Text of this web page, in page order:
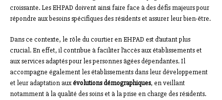
croissante. Les EHPAD doivent ainsi faire face à des défis majeurs pour
répondre aux besoins spécifiques des résidents et assurer leur bien-être.
Dans ce contexte, le rôle du courtier en EHPAD est d’autant plus
crucial. En effet, il contribue à faciliter l’accès aux établissements et
aux services adaptés pour les personnes âgées dépendantes. Il
accompagne également les établissements dans leur développement
et leur adaptation auxévolutions démographiques, en veillant
notamment à la qualité des soins et à la prise en charge des résidents.